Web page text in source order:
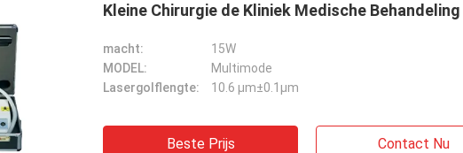
Kleine Chirurgie de Kliniek Medische Behandeling
macht:
15W
MODEL:
Multimode
Lasergolflengte:
10.6 μm±0.1μm
Beste Prijs Contact Nu